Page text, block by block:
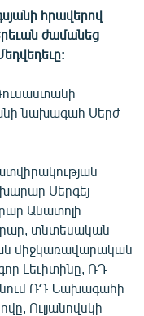
հրավերով
ժամանեց
նախագահ Սերժ
Սերգեյ
Անատոլի
տնտեսական
միջկառավարական
Լեւիտինը, ՌԴ
ՌԴ Նախագահի
Ուլյանովսկի